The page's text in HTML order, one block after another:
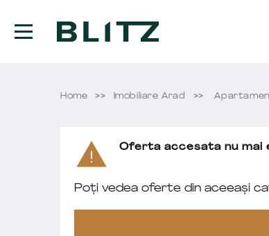
Home Imobiliare Arad
Oferta accesata nu mai
Poți vedea oferte din aceeași